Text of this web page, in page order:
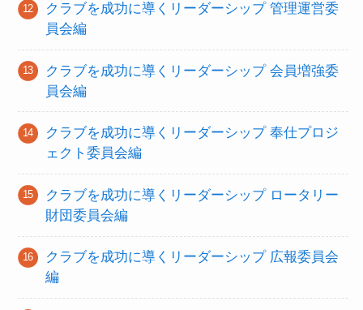
クラブを成功に導くリーダーシップ 管理運営委
員会編
クラブを成功に導くリーダーシップ 会員増強委
員会編
クラブを成功に導くリーダーシップ 奉仕プロジ
ェクト委員会編
クラブを成功に導くリーダーシップ ロータリー
財団委員会編
クラブを成功に導くリーダーシップ 広報委員会
編